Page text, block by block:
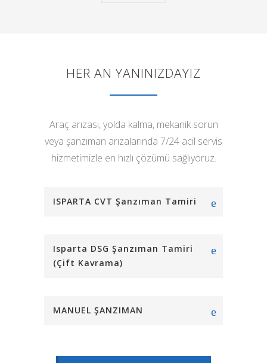
HER AN YANINIZDAYIZ
Araç arızası, yolda kalma, mekanik sorun
veya şanzıman arızalarında 7/24 acil servis
hizmetimizle en hızlı çözümü sağlıyoruz.
ISPARTA CVT Şanzıman Tamiri
Isparta DSG Şanzıman Tamiri
(Çift Kavrama)
MANUEL ŞANZIMAN